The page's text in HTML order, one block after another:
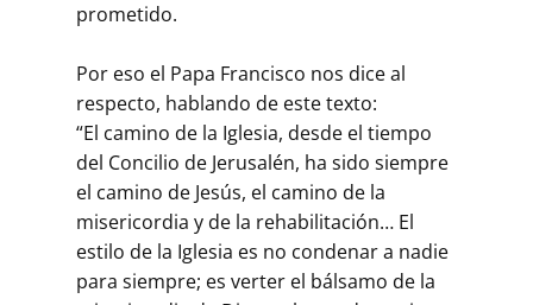
prometido.
Por eso el Papa Francisco nos dice al
respecto, hablando de este texto:
“El camino de la Iglesia, desde el tiempo
del Concilio de Jerusalén, ha sido siempre
el camino de Jesús, el camino de la
misericordia y de la rehabilitación… El
estilo de la Iglesia es no condenar a nadie
para siempre; es verter el bálsamo de la